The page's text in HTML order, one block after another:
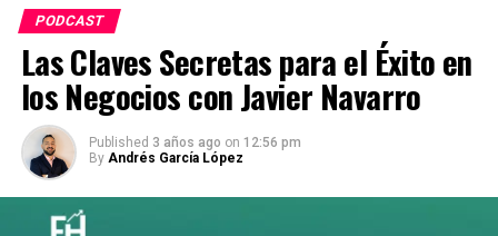
En este episodio explosivo, nos adentramos en la mente
PODCAST
Las Claves Secretas para el Éxito en
los Negocios con Javier Navarro
Published 3 años ago on 12:56 pm
By Andrés García López